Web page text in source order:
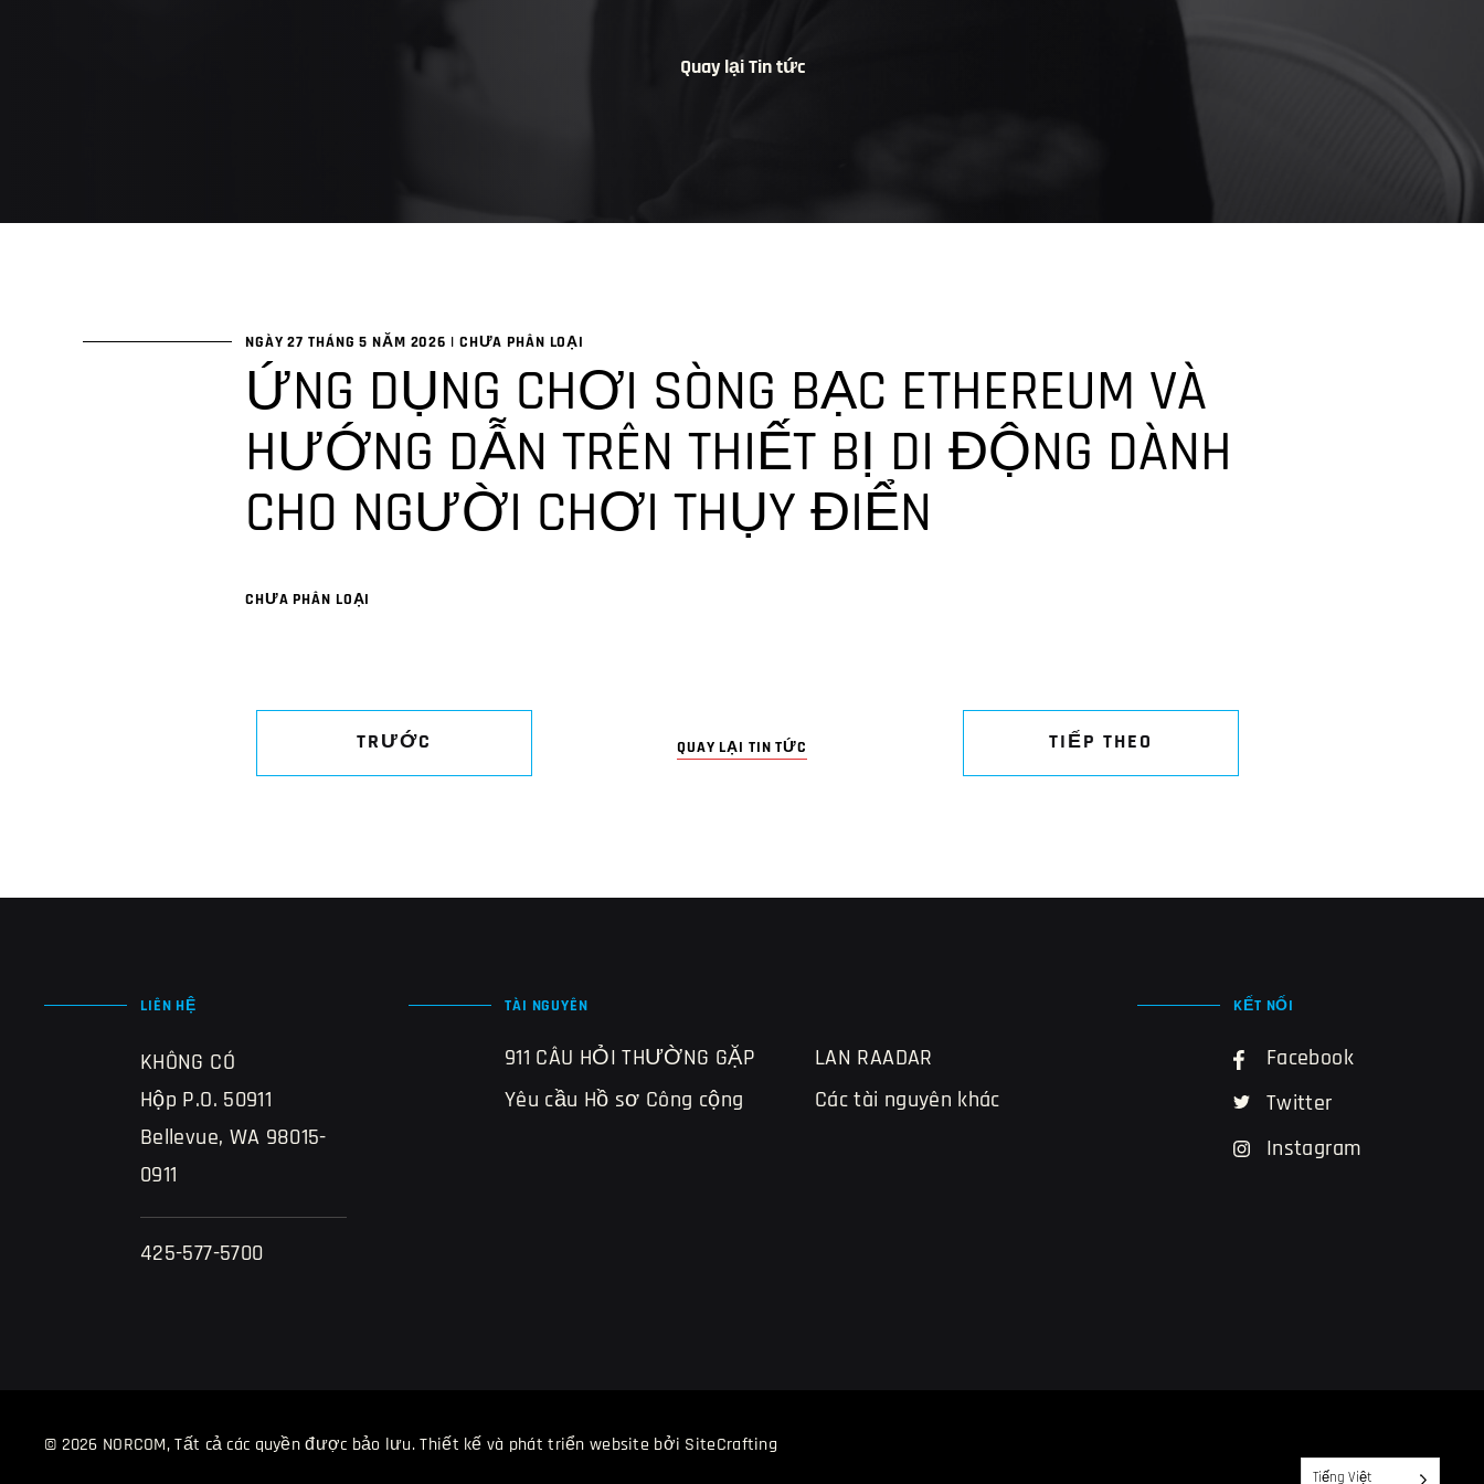
Quay lại Tin tức
NGÀY 27 THÁNG 5 NĂM 2026 | CHƯA PHÂN LOẠI
ỨNG DỤNG CHƠI SÒNG BẠC ETHEREUM VÀ
HƯỚNG DẪN TRÊN THIẾT BỊ DI ĐỘNG DÀNH
CHO NGƯỜI CHƠI THỤY ĐIỂN
CHƯA PHÂN LOẠI
TRƯỚC TIẾP THEO
QUAY LẠI TIN TỨC
LIÊN HỆ
KHÔNG CÓ
Hộp P.O. 50911
Bellevue, WA 98015-
0911
425-577-5700
TÀI NGUYÊN
911 CÂU HỎI THƯỜNG GẶP
Yêu cầu Hồ sơ Công cộng
LAN RAADAR
Các tài nguyên khác
KẾT NỐI
Facebook
Twitter
Instagram
© 2026 NORCOM, Tất cả các quyền được bảo lưu.Thiết kế và phát triển website bởi SiteCrafting
Tiếng Việt